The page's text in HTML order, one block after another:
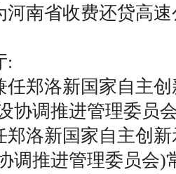
南省收费还贷高速
:
郑洛新国家自主创
协调推进管理委员
洛新国家自主创新
调推进管理委员会)